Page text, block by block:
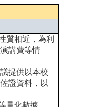
質相近，為利
講費等情
提供以本校
證資料，以
量化數據。